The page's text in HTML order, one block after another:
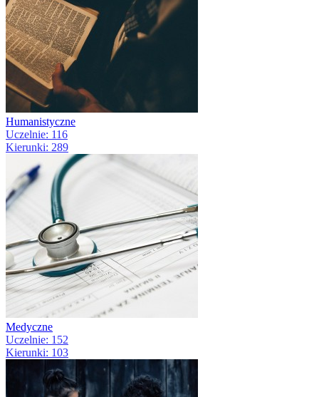
Humanistyczne
Uczelnie: 116
Kierunki: 289
Medyczne
Uczelnie: 152
Kierunki: 103